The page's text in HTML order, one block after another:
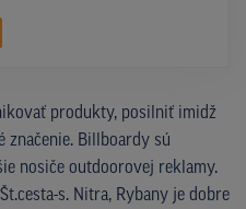
produkty, posilniť imidž
značenie. Billboardy sú
nosiče outdoorovej reklamy.
s. Nitra, Rybany je dobre